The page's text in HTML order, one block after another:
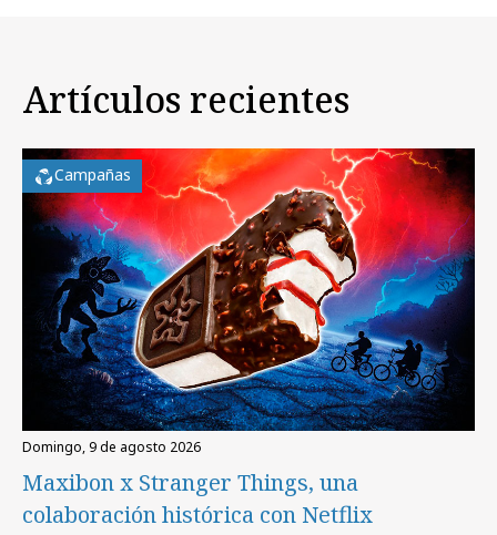
Artículos recientes
Campañas
domingo, 9 de agosto 2026
Maxibon x Stranger Things, una
colaboración histórica con Netflix